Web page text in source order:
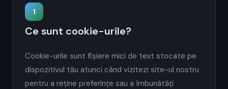
1
Ce sunt cookie-urile?
Cookie-urile sunt fișiere mici de text stocate pe
dispozitivul tău atunci când vizitezi site-ul nostru
pentru a reține preferințe sau a îmbunătăți